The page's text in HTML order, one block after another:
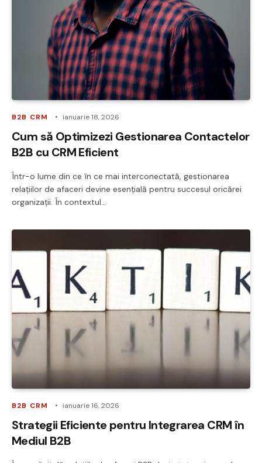
B2B CRM ianuarie 18, 2026
Cum să Optimizezi Gestionarea Contactelor
B2B cu CRM Eficient
Într-o lume din ce în ce mai interconectată, gestionarea
relațiilor de afaceri devine esențială pentru succesul oricărei
organizații. În contextul…
B2B CRM ianuarie 16, 2026
Strategii Eficiente pentru Integrarea CRM în
Mediul B2B